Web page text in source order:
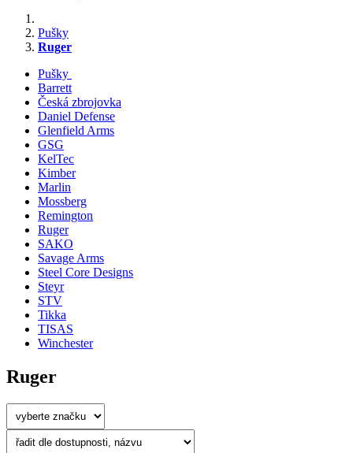
Pušky
Ruger
Pušky
Barrett
Česká zbrojovka
Daniel Defense
Glenfield Arms
GSG
KelTec
Kimber
Marlin
Mossberg
Remington
Ruger
SAKO
Savage Arms
Steel Core Designs
Steyr
STV
Tikka
TISAS
Winchester
Ruger